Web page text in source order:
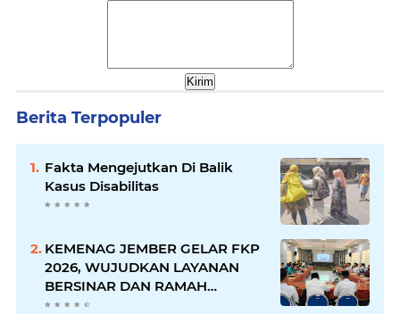
Berita Terpopuler
Fakta Mengejutkan Di Balik
Kasus Disabilitas
KEMENAG JEMBER GELAR FKP
2026, WUJUDKAN LAYANAN
BERSINAR DAN RAMAH
DISABILITAS